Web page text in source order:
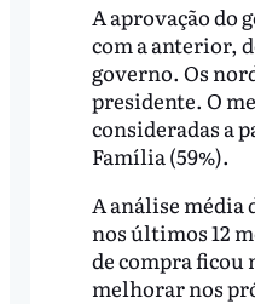
A aprovação do
com a anterior,
governo. Os
presidente. O
consideradas a
Família (59%).
A análise média
nos últimos 12
de compra ficou
melhorar nos